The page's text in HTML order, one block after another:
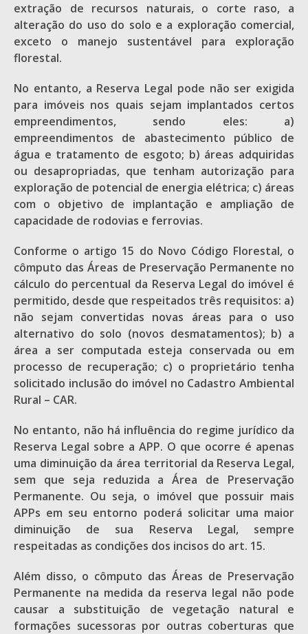
extração de recursos naturais, o corte raso, a
alteração do uso do solo e a exploração comercial,
exceto o manejo sustentável para exploração
florestal.
No entanto, a Reserva Legal pode não ser exigida
para imóveis nos quais sejam implantados certos
empreendimentos, sendo eles: a)
empreendimentos de abastecimento público de
água e tratamento de esgoto; b) áreas adquiridas
ou desapropriadas, que tenham autorização para
exploração de potencial de energia elétrica; c) áreas
com o objetivo de implantação e ampliação de
capacidade de rodovias e ferrovias.
Conforme o artigo 15 do Novo Código Florestal, o
cômputo das Áreas de Preservação Permanente no
cálculo do percentual da Reserva Legal do imóvel é
permitido, desde que respeitados três requisitos: a)
não sejam convertidas novas áreas para o uso
alternativo do solo (novos desmatamentos); b) a
área a ser computada esteja conservada ou em
processo de recuperação; c) o proprietário tenha
solicitado inclusão do imóvel no Cadastro Ambiental
Rural – CAR.
No entanto, não há influência do regime jurídico da
Reserva Legal sobre a APP. O que ocorre é apenas
uma diminuição da área territorial da Reserva Legal,
sem que seja reduzida a Área de Preservação
Permanente. Ou seja, o imóvel que possuir mais
APPs em seu entorno poderá solicitar uma maior
diminuição de sua Reserva Legal, sempre
respeitadas as condições dos incisos do art. 15.
Além disso, o cômputo das Áreas de Preservação
Permanente na medida da reserva legal não pode
causar a substituição de vegetação natural e
formações sucessoras por outras coberturas que